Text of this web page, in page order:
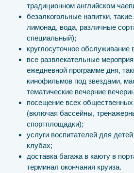
традиционном английском
безалкогольные напитки,
лимонад, вода, различные
специальный);
круглосуточное обслуживание
все развлекательные
ежедневной программе дня,
кинофильмов под звездами,
тематические вечерние
посещение всех
(включая бассейны,
спортплощадки);
услуги воспитателей для
клубах;
доставка багажа в каюту в
терминал окончания круиза.